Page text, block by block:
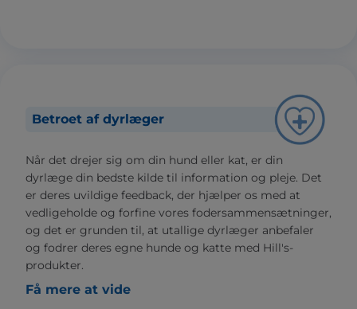
Betroet af dyrlæger
Når det drejer sig om din hund eller kat, er din
dyrlæge din bedste kilde til information og pleje. Det
er deres uvildige feedback, der hjælper os med at
vedligeholde og forfine vores fodersammensætninger,
og det er grunden til, at utallige dyrlæger anbefaler
og fodrer deres egne hunde og katte med Hill's-
produkter.
Få mere at vide